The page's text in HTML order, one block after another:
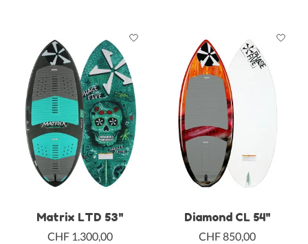
Matrix LTD 53"
CHF 1.300,00
Diamond CL 54"
CHF 850,00